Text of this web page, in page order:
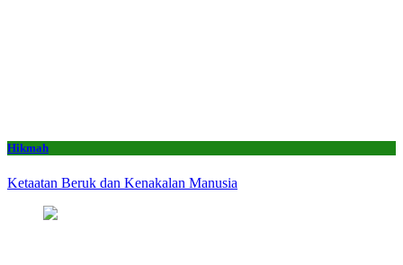
Hikmah
Ketaatan Beruk dan Kenakalan Manusia